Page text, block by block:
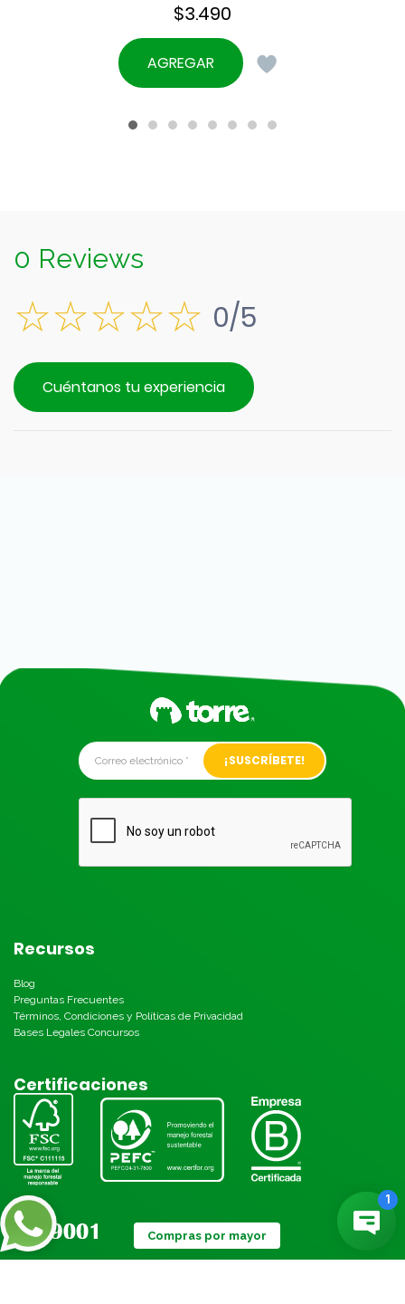
$3.490
AGREGAR
0 Reviews
0/5
Cuéntanos tu experiencia
Alternative:
Recursos
Blog
Preguntas Frecuentes
Términos, Condiciones y Políticas de Privacidad
Bases Legales Concursos
Certificaciones
Compras por mayor